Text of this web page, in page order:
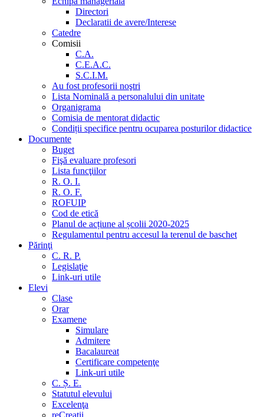
Directori
Declaratii de avere/Interese
Catedre
Comisii
C.A.
C.E.A.C.
S.C.I.M.
Au fost profesorii noştri
Lista Nominală a personalului din unitate
Organigrama
Comisia de mentorat didactic
Condiții specifice pentru ocuparea posturilor didactice
Documente
Buget
Fişă evaluare profesori
Lista funcţiilor
R. O. I.
R. O. F.
ROFUIP
Cod de etică
Planul de acțiune al școlii 2020-2025
Regulamentul pentru accesul la terenul de baschet
Părinţi
C. R. P.
Legislaţie
Link-uri utile
Elevi
Clase
Orar
Examene
Simulare
Admitere
Bacalaureat
Certificare competenţe
Link-uri utile
C. Ș. E.
Statutul elevului
Excelenţa
reCreaţii